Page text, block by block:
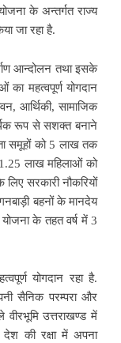
के अन्तर्गत राज्य
जा रहा है.
आन्दोलन तथा इसके
का महत्वपूर्ण योगदान
आर्थिकी, सामाजिक
रूप से सशक्त बनाने
समूहों को 5 लाख तक
लाख महिलाओं को
सरकारी नौकरियों
बहनों के मानदेय
के तहत वर्ष में 3
योगदान रहा है.
सैनिक परम्परा और
वीरभूमि उत्तराखण्ड में
देश की रक्षा में अपना